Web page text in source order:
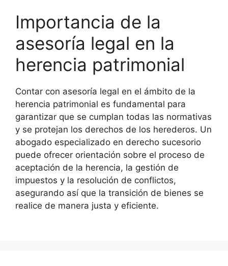
Importancia de la
asesoría legal en la
herencia patrimonial
Contar con asesoría legal en el ámbito de la
herencia patrimonial es fundamental para
garantizar que se cumplan todas las normativas
y se protejan los derechos de los herederos. Un
abogado especializado en derecho sucesorio
puede ofrecer orientación sobre el proceso de
aceptación de la herencia, la gestión de
impuestos y la resolución de conflictos,
asegurando así que la transición de bienes se
realice de manera justa y eficiente.